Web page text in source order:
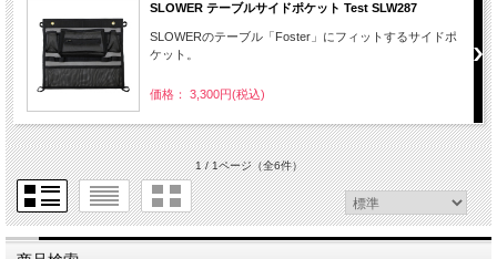
SLOWER テーブルサイドポケット Test SLW287
SLOWERのテーブル「Foster」にフィットするサイドポ
ケット。
価格： 3,300円(税込)
1 / 1ページ（全6件）